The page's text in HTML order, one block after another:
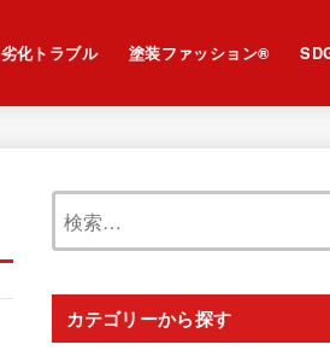
劣化トラブル 塗装ファッション®︎
カテゴリーから探す